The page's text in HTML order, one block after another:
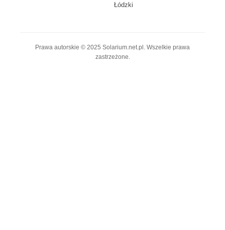
Łódzki
Prawa autorskie © 2025 Solarium.net.pl. Wszelkie prawa
zastrzeżone.